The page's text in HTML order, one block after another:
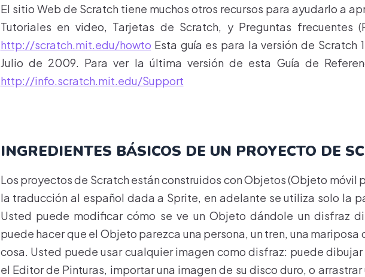
El sitio Web de Scratch tiene muchos otros recursos para ayudarlo a
Tutoriales en video, Tarjetas de Scratch, y Preguntas frecuentes
http://scratch.mit.edu/howto Esta guía es para la versión de Scratch
Julio de 2009. Para ver la última versión de esta Guía de
http://info.scratch.mit.edu/Support
INGREDIENTES BÁSICOS DE UN PROYECTO DE
Los proyectos de Scratch están construidos con Objetos (Objeto móvil
la traducción al español dada a Sprite, en adelante se utiliza solo la
Usted puede modificar cómo se ve un Objeto dándole un disfraz
puede hacer que el Objeto parezca una persona, un tren, una mariposa
cosa. Usted puede usar cualquier imagen como disfraz: puede dibujar
el Editor de Pinturas, importar una imagen de su disco duro, o